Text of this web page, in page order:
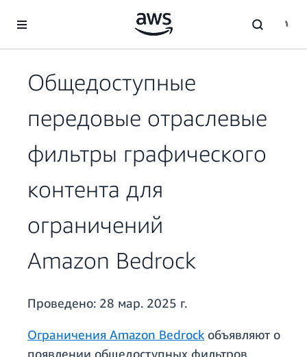
Перейти к главному контенту
Общедоступные
передовые отраслевые
фильтры графического
контента для
ограничений
Amazon Bedrock
Проведено: 28 мар. 2025 г.
Ограничения Amazon Bedrock объявляют о
появлении общедоступных фильтров